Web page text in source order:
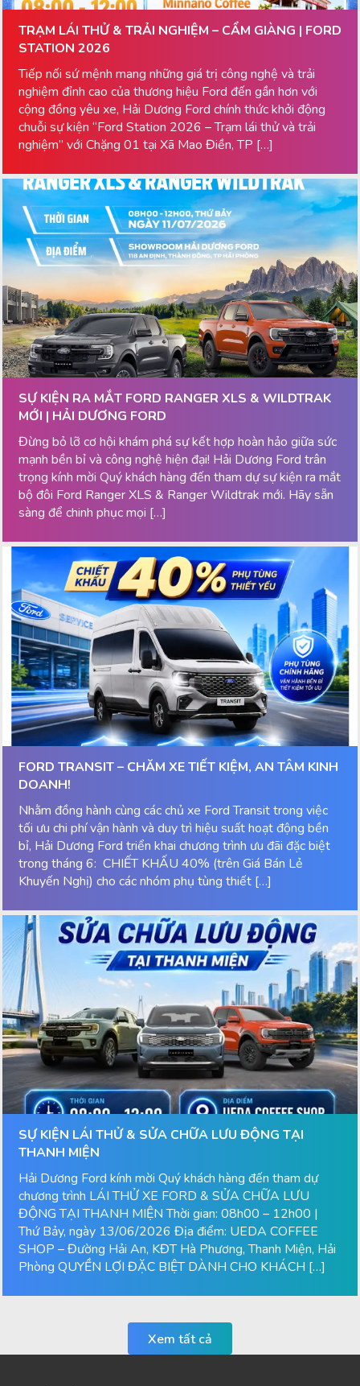
TRẠM LÁI THỬ & TRẢI NGHIỆM – CẨM GIÀNG | FORD
STATION 2026
Tiếp nối sứ mệnh mang những giá trị công nghệ và trải
nghiệm đỉnh cao của thương hiệu Ford đến gần hơn với
cộng đồng yêu xe, Hải Dương Ford chính thức khởi động
chuỗi sự kiện “Ford Station 2026 – Trạm lái thử và trải
nghiệm” với Chặng 01 tại Xã Mao Điền, TP […]
SỰ KIỆN RA MẮT FORD RANGER XLS & WILDTRAK
MỚI | HẢI DƯƠNG FORD
Đừng bỏ lỡ cơ hội khám phá sự kết hợp hoàn hảo giữa sức
mạnh bền bỉ và công nghệ hiện đại! Hải Dương Ford trân
trọng kính mời Quý khách hàng đến tham dự sự kiện ra mắt
bộ đôi Ford Ranger XLS & Ranger Wildtrak mới. Hãy sẵn
sàng để chinh phục mọi […]
FORD TRANSIT – CHĂM XE TIẾT KIỆM, AN TÂM KINH
DOANH!
Nhằm đồng hành cùng các chủ xe Ford Transit trong việc
tối ưu chi phí vận hành và duy trì hiệu suất hoạt động bền
bỉ, Hải Dương Ford triển khai chương trình ưu đãi đặc biệt
trong tháng 6: CHIẾT KHẤU 40% (trên Giá Bán Lẻ
Khuyến Nghị) cho các nhóm phụ tùng thiết […]
SỰ KIỆN LÁI THỬ & SỬA CHỮA LƯU ĐỘNG TẠI
THANH MIỆN
Hải Dương Ford kính mời Quý khách hàng đến tham dự
chương trình LÁI THỬ XE FORD & SỬA CHỮA LƯU
ĐỘNG TẠI THANH MIỆN Thời gian: 08h00 – 12h00 |
Thứ Bảy, ngày 13/06/2026 Địa điểm: UEDA COFFEE
SHOP – Đường Hải An, KĐT Hà Phương, Thanh Miện, Hải
Phòng QUYỀN LỢI ĐẶC BIỆT DÀNH CHO KHÁCH […]
Xem tất cả